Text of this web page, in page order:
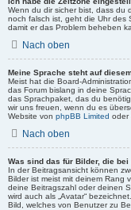
Wenn du dir sicher bist, dass du
noch falsch ist, geht die Uhr des
damit er das Problem beheben
Nach oben
Meine Sprache steht auf
Meist hat die Board-
das Forum bislang in deine
das Sprachpaket, das du
wir uns freuen, wenn du es
Website von phpBB Limited oder
Nach oben
Was sind das für Bilder, die
In der Beitragsansicht können
Bilder ist meist mit deinem Rang
deine Beitragszahl oder deinen
wird auch als „Avatar“
Bild, welches von Benutzer zu